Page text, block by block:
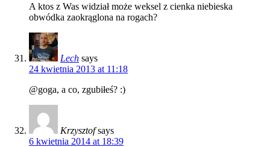
A ktos z Was widział może weksel z cienka niebieska
obwódka zaokrąglona na rogach?
Lech says
24 kwietnia 2013 at 11:18
@goga, a co, zgubiłeś? :)
Krzysztof says
6 kwietnia 2014 at 18:39